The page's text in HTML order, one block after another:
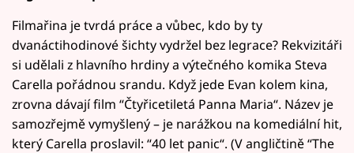
Filmařina je tvrdá práce a vůbec, kdo by ty
dvanáctihodinové šichty vydržel bez legrace? Rekvizitáři
si udělali z hlavního hrdiny a výtečného komika Steva
Carella pořádnou srandu. Když jede Evan kolem kina,
zrovna dávají film “Čtyřicetiletá Panna Maria“. Název je
samozřejmě vymyšlený – je narážkou na komediální hit,
který Carella proslavil: “40 let panic“. (V angličtině “The